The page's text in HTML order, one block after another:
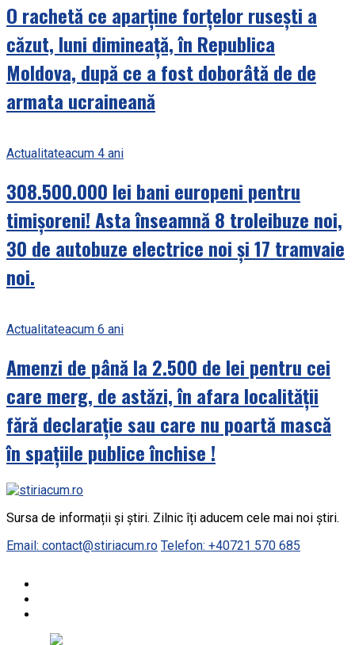
O rachetă ce aparține forțelor rusești a
căzut, luni dimineață, în Republica
Moldova, după ce a fost doborâtă de de
armata ucraineană
Actualitateacum 4 ani
308.500.000 lei bani europeni pentru
timișoreni! Asta înseamnă 8 troleibuze noi,
30 de autobuze electrice noi și 17 tramvaie
noi.
Actualitateacum 6 ani
Amenzi de până la 2.500 de lei pentru cei
care merg, de astăzi, în afara localității
fără declarație sau care nu poartă mască
în spațiile publice închise !
Sursa de informații și știri. Zilnic îți aducem cele mai noi știri.
Email: contact@stiriacum.ro Telefon: +40721 570 685